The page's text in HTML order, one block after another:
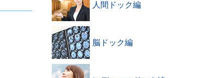
人間ドック編
脳ドック編